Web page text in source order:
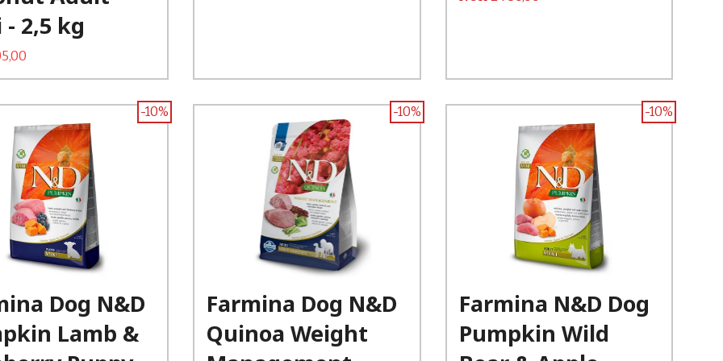
2,5 kg
Dog N&D
Lamb &
-10%
Kjøp
Les mer
Farmina Dog N&D
Quinoa Weight
-10%
Kjøp
Les mer
Farmina N&D Dog
Pumpkin Wild
-10%
Kjøp
Les mer